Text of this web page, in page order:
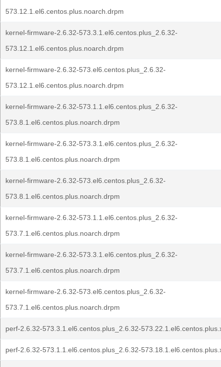
573.12.1.el6.centos.plus.noarch.drpm
kernel-firmware-2.6.32-573.3.1.el6.centos.plus_2.6.32-
573.12.1.el6.centos.plus.noarch.drpm
kernel-firmware-2.6.32-573.el6.centos.plus_2.6.32-
573.12.1.el6.centos.plus.noarch.drpm
kernel-firmware-2.6.32-573.1.1.el6.centos.plus_2.6.32-
573.8.1.el6.centos.plus.noarch.drpm
kernel-firmware-2.6.32-573.3.1.el6.centos.plus_2.6.32-
573.8.1.el6.centos.plus.noarch.drpm
kernel-firmware-2.6.32-573.el6.centos.plus_2.6.32-
573.8.1.el6.centos.plus.noarch.drpm
kernel-firmware-2.6.32-573.1.1.el6.centos.plus_2.6.32-
573.7.1.el6.centos.plus.noarch.drpm
kernel-firmware-2.6.32-573.3.1.el6.centos.plus_2.6.32-
573.7.1.el6.centos.plus.noarch.drpm
kernel-firmware-2.6.32-573.el6.centos.plus_2.6.32-
573.7.1.el6.centos.plus.noarch.drpm
perf-2.6.32-573.3.1.el6.centos.plus_2.6.32-
perf-2.6.32-573.1.1.el6.centos.plus_2.6.32-